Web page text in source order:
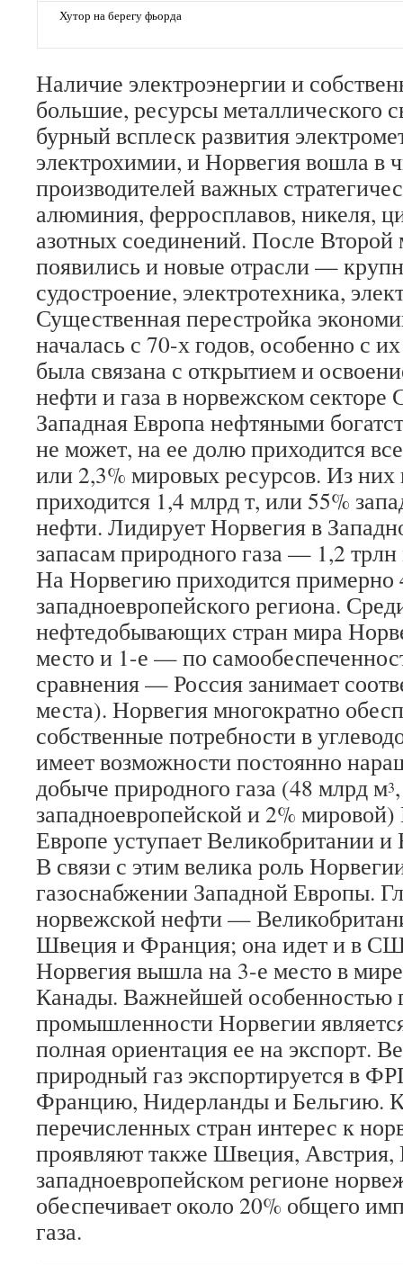
Хутор на берегу фьорда
Наличие электроэнергии и
большие, ресурсы металлического
бурный всплеск развития
электрохимии, и Норвегия вошла в
производителей важных
алюминия, ферросплавов, никеля,
азотных соединений. После
появились и новые отрасли —
судостроение, электротехника,
Существенная перестройка
началась с 70-х годов, особенно с
была связана с открытием и
нефти и газа в норвежском секторе
Западная Европа нефтяными
не может, на ее долю приходится
или 2,3% мировых ресурсов. Из
приходится 1,4 млрд т, или 55%
нефти. Лидирует Норвегия в
запасам природного газа — 1,2
На Норвегию приходится примерно
западноевропейского региона.
нефтедобывающих стран мира
место и 1-е — по
сравнения — Россия занимает
места). Норвегия многократно
собственные потребности в
имеет возможности постоянно
добыче природного газа (48 млрд м3
западноевропейской и 2%
Европе уступает Великобритании
В связи с этим велика роль
газоснабжении Западной Европы.
норвежской нефти —
Швеция и Франция; она идет и в
Норвегия вышла на 3-е место в
Канады. Важнейшей особенностью
промышленности Норвегии
полная ориентация ее на экспорт.
природный газ экспортируется в
Францию, Нидерланды и Бельгию.
перечисленных стран интерес к
проявляют также Швеция,
западноевропейском регионе
обеспечивает около 20% общего
газа.